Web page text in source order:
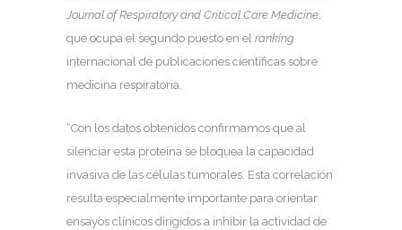
Journal of Respiratory and Critical Care Medicine,
que ocupa el segundo puesto en el ranking
internacional de publicaciones científicas sobre
medicina respiratoria.
“Con los datos obtenidos confirmamos que al
silenciar esta proteína se bloquea la capacidad
invasiva de las células tumorales. Esta correlación
resulta especialmente importante para orientar
ensayos clínicos dirigidos a inhibir la actividad de